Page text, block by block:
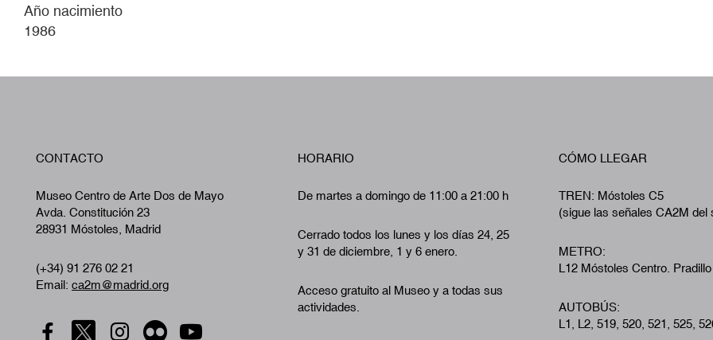
Año nacimiento
1986
CONTACTO
Museo Centro de Arte Dos de Mayo
Avda. Constitución 23
28931 Móstoles, Madrid
(+34) 91 276 02 21
Email: ca2m@madrid.org
HORARIO
De martes a domingo de 11:00 a 21:00 h
Cerrado todos los lunes y los días 24, 25
y 31 de diciembre, 1 y 6 enero.
Acceso gratuito al Museo y a todas sus
actividades.
CÓMO LLEGAR
TREN: Móstoles C5
(sigue las señales CA2M del
METRO:
L12 Móstoles Centro. Pradillo
AUTOBÚS:
L1, L2, 519, 520, 521, 525,